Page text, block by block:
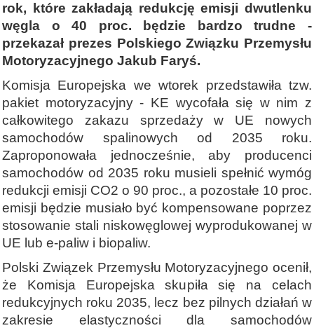
rok, które zakładają redukcję emisji dwutlenku
węgla o 40 proc. będzie bardzo trudne -
przekazał prezes Polskiego Związku Przemysłu
Motoryzacyjnego Jakub Faryś.
Komisja Europejska we wtorek przedstawiła tzw.
pakiet motoryzacyjny - KE wycofała się w nim z
całkowitego zakazu sprzedaży w UE nowych
samochodów spalinowych od 2035 roku.
Zaproponowała jednocześnie, aby producenci
samochodów od 2035 roku musieli spełnić wymóg
redukcji emisji CO2 o 90 proc., a pozostałe 10 proc.
emisji będzie musiało być kompensowane poprzez
stosowanie stali niskowęglowej wyprodukowanej w
UE lub e-paliw i biopaliw.
Polski Związek Przemysłu Motoryzacyjnego ocenił,
że Komisja Europejska skupiła się na celach
redukcyjnych roku 2035, lecz bez pilnych działań w
zakresie elastyczności dla samochodów